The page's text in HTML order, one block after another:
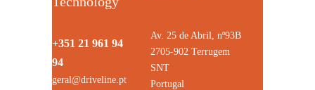
+351 21 961 94
94
geral@driveline.pt
Av. 25 de Abril, nº93B
2705-902 Terrugem
SNT
Portugal